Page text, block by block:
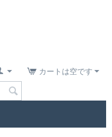
カートは空です